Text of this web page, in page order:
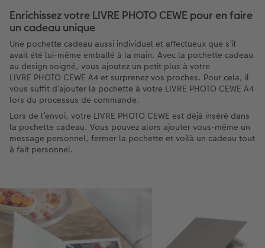
Enrichissez votre LIVRE PHOTO CEWE pour en faire
un cadeau unique
Une pochette cadeau aussi individuel et affectueux que s’il
avait été lui-même emballé à la main. Avec la pochette cadeau
au design soigné, vous ajoutez un petit plus à votre
LIVRE PHOTO CEWE A4 et surprenez vos proches. Pour cela, il
vous suffit d’ajouter la pochette à votre LIVRE PHOTO CEWE A4
lors du processus de commande.
Lors de l’envoi, votre LIVRE PHOTO CEWE est déjà inséré dans
la pochette cadeau. Vous pouvez alors ajouter vous-même un
message personnel, fermer la pochette et voilà un cadeau tout
à fait personnel.